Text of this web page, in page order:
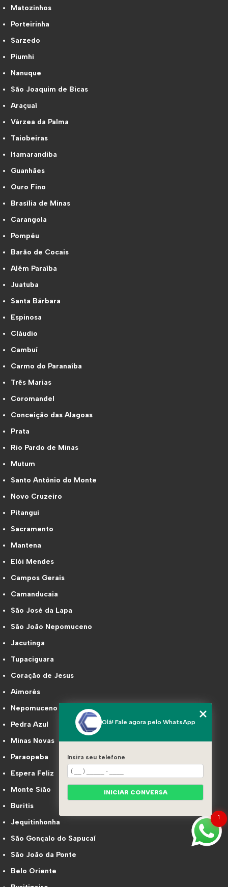
Matozinhos
Porteirinha
Sarzedo
Piumhi
Nanuque
São Joaquim de Bicas
Araçuaí
Várzea da Palma
Taiobeiras
Itamarandiba
Guanhães
Ouro Fino
Brasília de Minas
Carangola
Pompéu
Barão de Cocais
Além Paraíba
Juatuba
Santa Bárbara
Espinosa
Cláudio
Cambuí
Carmo do Paranaíba
Três Marias
Coromandel
Conceição das Alagoas
Prata
Rio Pardo de Minas
Mutum
Santo Antônio do Monte
Novo Cruzeiro
Pitangui
Sacramento
Mantena
Elói Mendes
Campos Gerais
Camanducaia
São José da Lapa
São João Nepomuceno
Jacutinga
Tupaciguara
Coração de Jesus
Aimorés
Nepomuceno
Pedra Azul
Minas Novas
Paraopeba
Espera Feliz
Monte Sião
Buritis
Jequitinhonha
São Gonçalo do Sapucaí
São João da Ponte
Belo Oriente
1
Olá! Fale agora pelo WhatsApp
Insira seu telefone
INICIAR CONVERSA